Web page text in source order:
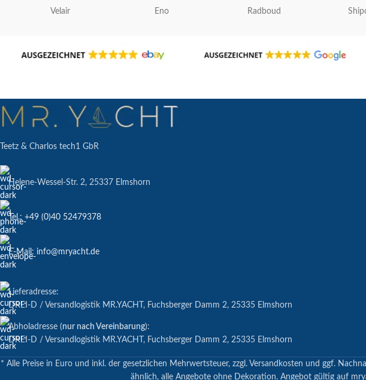
Velair Eno Radboud
Teetz & Charlos tech1 GbR
Helene-Wessel-Str. 2, 25337 Elmshorn
Tel.: +49 (0)40 52479378
E-Mail: info@mryacht.de
Lieferadresse:
DREI-D / Versandlogistik MR.YACHT, Fuchsberger Damm 2, 25335 Elmshorn
Abholadresse (nur nach Vereinbarung):
DREI-D / Versandlogistik MR.YACHT, Fuchsberger Damm 2, 25335 Elmshorn
* Alle Preise in Euro und inkl. der gesetzlichen Mehrwertsteuer, zzgl. Versandkosten und ggf.
ähnlich, alle Angebote ohne Dekoration. Angebot gültig auf